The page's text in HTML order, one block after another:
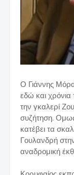
Ο Γιάννης
εδώ και
την γκαλερί
συζήτηση.
κατέβει τα
Γουλανδρή
αναδρομική